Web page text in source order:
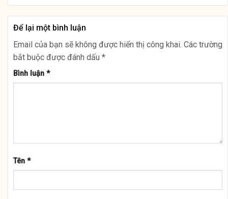
Để lại một bình luận
Email của bạn sẽ không được hiển thị công khai. Các trường
bắt buộc được đánh dấu *
Bình luận *
Tên *